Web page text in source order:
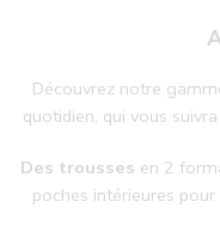
Découvrez notre
quotidien, qui vous
Des trousses en 2
poches intérieures